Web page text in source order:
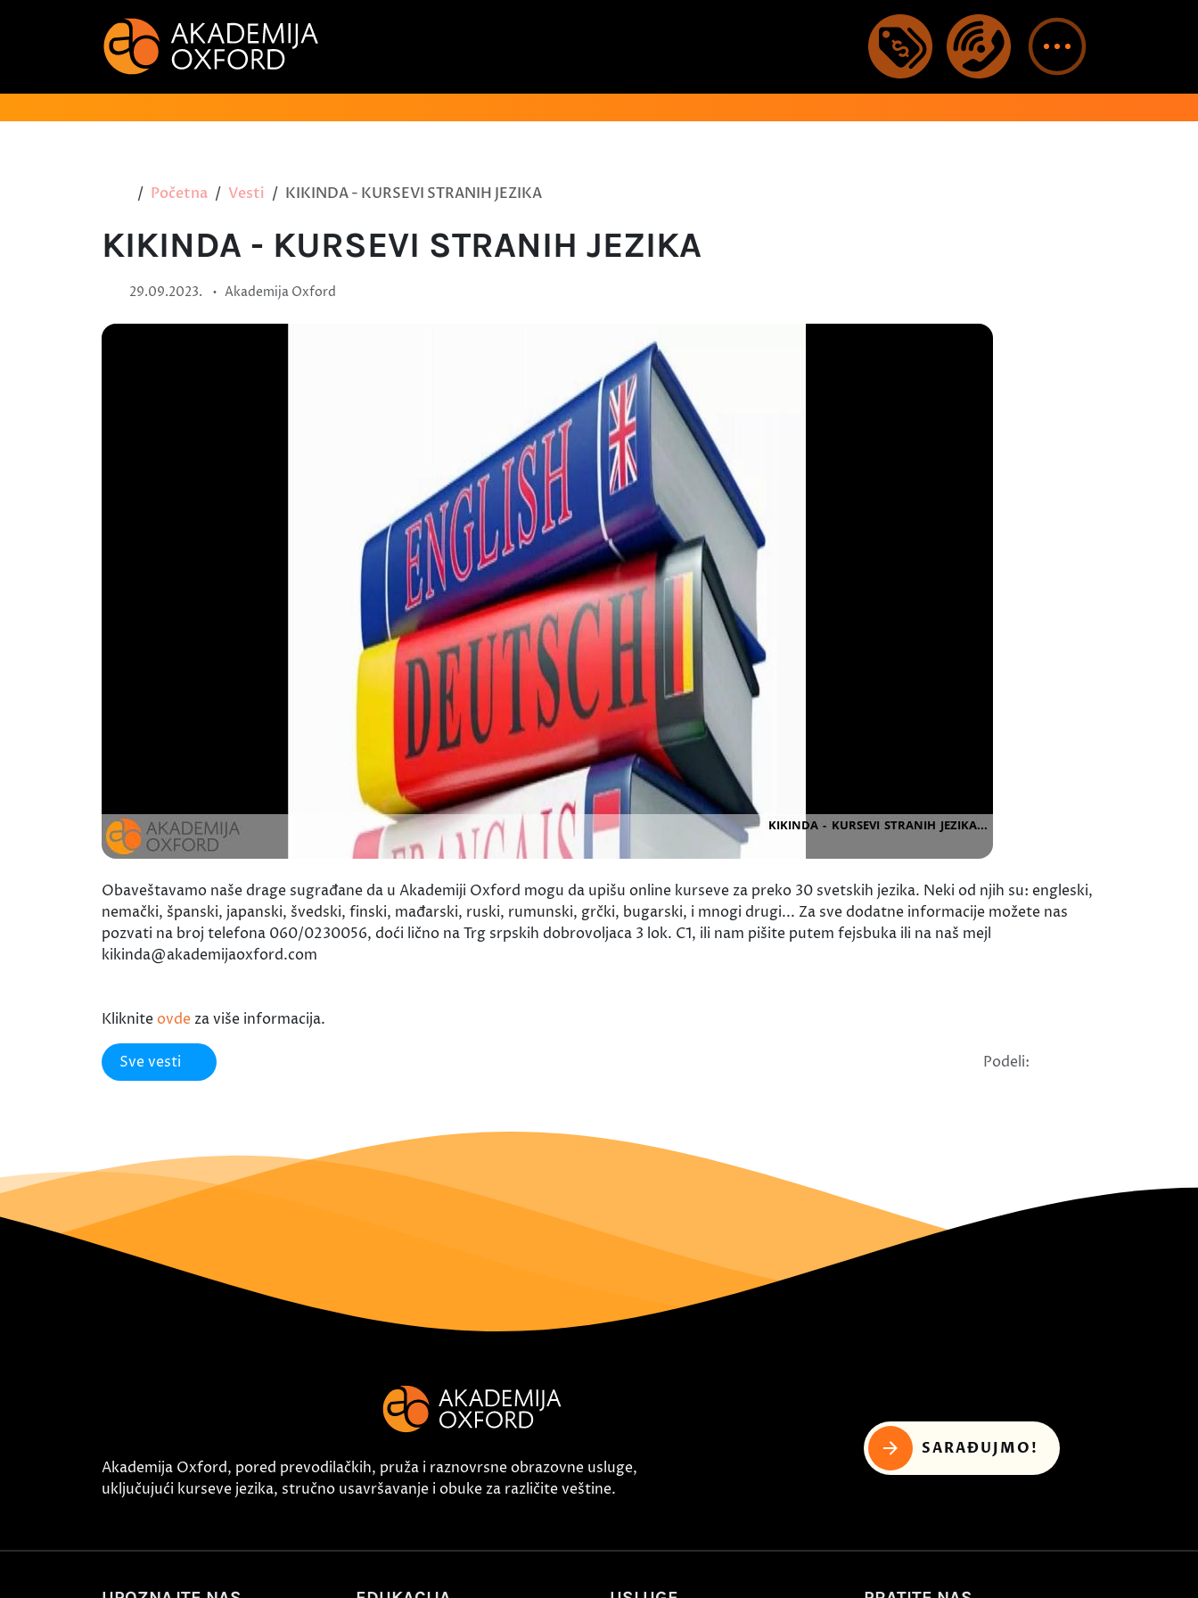
Početna Vesti KIKINDA - KURSEVI STRANIH JEZIKA
KIKINDA - KURSEVI STRANIH JEZIKA
29.09.2023. • Akademija Oxford
Obaveštavamo naše drage sugrađane da u Akademiji Oxford mogu da upišu online kurseve za preko 30 svetskih jezika. Neki od njih su: engleski,
nemački, španski, japanski, švedski, finski, mađarski, ruski, rumunski, grčki, bugarski, i mnogi drugi... Za sve dodatne informacije možete nas
pozvati na broj telefona 060/0230056, doći lično na Trg srpskih dobrovoljaca 3 lok. C1, ili nam pišite putem fejsbuka ili na naš mejl
kikinda@akademijaoxford.com
Kliknite ovde za više informacija.
Sve vesti Podeli:
Akademija Oxford, pored prevodilačkih, pruža i raznovrsne obrazovne usluge,
uključujući kurseve jezika, stručno usavršavanje i obuke za različite veštine.
SARAĐUJMO!